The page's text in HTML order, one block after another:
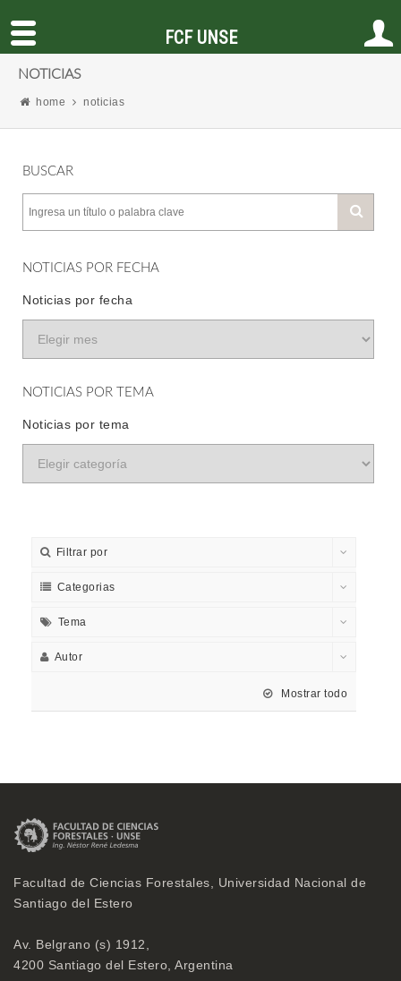
NOTICIAS
home noticias
BUSCAR
NOTICIAS POR FECHA
Noticias por fecha
NOTICIAS POR TEMA
Noticias por tema
Filtrar por
Categorias
Tema
Autor
Mostrar todo
Facultad de Ciencias Forestales, Universidad Nacional de
Santiago del Estero
Av. Belgrano (s) 1912,
4200 Santiago del Estero, Argentina
FCF UNSE